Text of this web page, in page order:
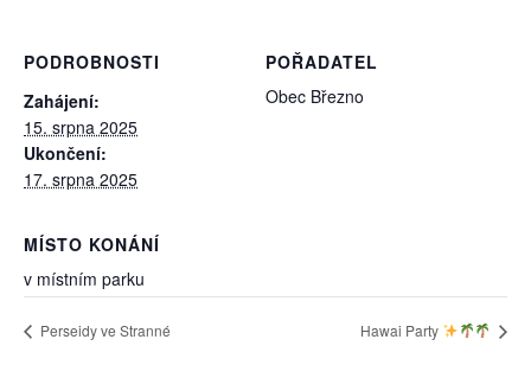
PODROBNOSTI
Zahájení:
15. srpna 2025
Ukončení:
17. srpna 2025
MÍSTO KONÁNÍ
v místním parku
POŘADATEL
Obec Březno
Perseidy ve Stranné Hawai Party